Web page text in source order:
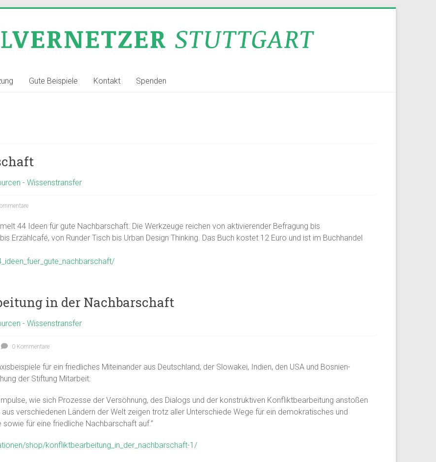
Gute Beispiele Kontakt Spenden
- Wissenstransfer
44 Ideen für gute Nachbarschaft. Die Werkzeuge reichen von aktivierender Befragung bis
Erzählcafé, von Runder Tisch bis Urban Design Thinking. Das Buch kostet 12 Euro und ist im Buchhandel
in der Nachbarschaft
- Wissenstransfer
0 Kommentare
für ein friedliches Miteinander aus Deutschland, der Slowakei, Indien, den USA und Bosnien-
der Stiftung Mitarbeit:
wie sich Prozesse der Versöhnung, des Dialogs und der konstruktiven Konfliktbearbeitung anstoßen
verschiedenen Ländern der Welt zeigen trotz aller Unterschiede Wege für ein demokratisches und
für eine friedliche Nachbarschaft auf.”
shop/konfliktbearbeitung_in_der_nachbarschaft-1/